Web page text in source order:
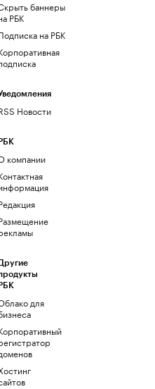
баннеры
РБК
на РБК
Новости
РБК
компании
РБК
для